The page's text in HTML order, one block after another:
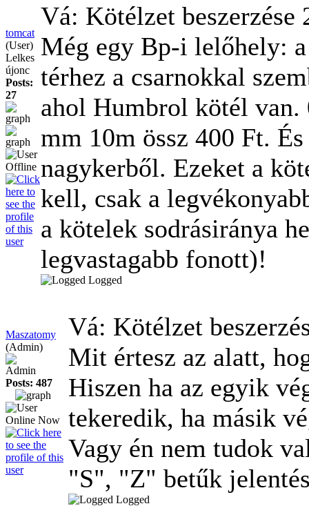
tomcat
(User)
Lelkes
újonc
Posts:
27
Vá: Kötélzet beszerzése
Még egy Bp-i lelőhely:
térhez a csarnokkal
ahol Humbrol kötél
mm 10m össz 400 Ft.
nagykerből. Ezeket a
kell, csak a
a kötelek sodrásiránya
legvastagabb fonott)!
Logged
Maszatomy
(Admin)
Admin
Posts: 487
Vá: Kötélzet
Mit értesz az alatt,
Hiszen ha az egyik
tekeredik, ha másik
Vagy én nem tudok
"S", "Z" betűk
Logged